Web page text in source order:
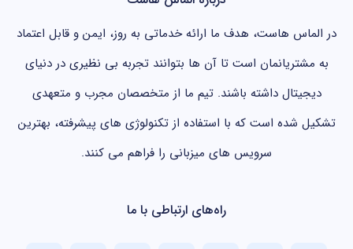
در الماس هاست، هدف ما ارائه خدماتی به روز، ایمن و قابل اعتماد
به مشتریانمان است تا آن ها بتوانند تجربه بی نظیری در دنیای
دیجیتال داشته باشند. تیم ما از متخصصان مجرب و متعهدی
تشکیل شده است که با استفاده از تکنولوژی های پیشرفته، بهترین
سرویس های میزبانی را فراهم می کنند.
راه‌های ارتباطی با ما